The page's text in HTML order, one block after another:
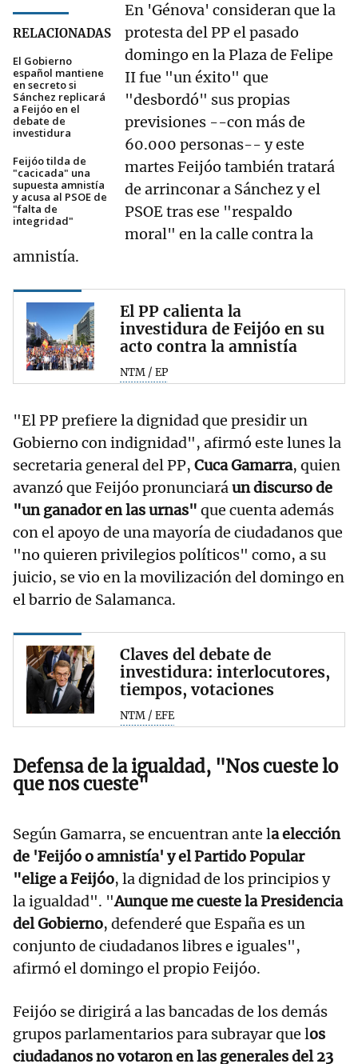
RELACIONADAS
El Gobierno
español mantiene
en secreto si
Sánchez replicará
a Feijóo en el
debate de
investidura
Feijóo tilda de
"cacicada" una
supuesta amnistía
y acusa al PSOE de
"falta de
integridad"
En 'Génova' consideran que la
protesta del PP el pasado
domingo en la Plaza de Felipe
II fue "un éxito" que
"desbordó" sus propias
previsiones --con más de
60.000 personas-- y este
martes Feijóo también tratará
de arrinconar a Sánchez y el
PSOE tras ese "respaldo
moral" en la calle contra la
amnistía.
El PP calienta la
investidura de Feijóo en su
acto contra la amnistía
NTM / EP
"El PP prefiere la dignidad que presidir un
Gobierno con indignidad", afirmó este lunes la
secretaria general del PP, Cuca Gamarra, quien
avanzó que Feijóo pronunciaráun discurso de
"un ganador en las urnas" que cuenta además
con el apoyo de una mayoría de ciudadanos que
"no quieren privilegios políticos" como, a su
juicio, se vio en la movilización del domingo en
el barrio de Salamanca.
Claves del debate de
investidura: interlocutores,
tiempos, votaciones
NTM / EFE
Defensa de la igualdad, "Nos cueste lo
que nos cueste"
Según Gamarra, se encuentran ante la elección
de 'Feijóo o amnistía' y el Partido Popular
"elige a Feijóo, la dignidad de los principios y
la igualdad". "Aunque me cueste la Presidencia
del Gobierno, defenderé que España es un
conjunto de ciudadanos libres e iguales",
afirmó el domingo el propio Feijóo.
Feijóo se dirigirá a las bancadas de los demás
grupos parlamentarios para subrayar que los
ciudadanos no votaron en las generales del 23